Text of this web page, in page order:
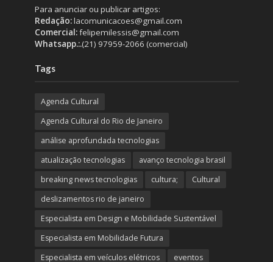
Para anunciar ou publicar artigos:
Redação:lacomunicacoes@gmail.com
Comercial:felipemilessis@gmail.com
Whatsapp.:.(21) 97959-2066 (comercial)
Tags
Agenda Cultural
Agenda Cultural do Rio de Janeiro
análise aprofundada tecnologias
atualização tecnologias
avanço tecnologia brasil
breaking news tecnologias
cultura;
Cultural
deslizamentos rio de janeiro
Especialista em Design e Mobilidade Sustentável
Especialista em Mobilidade Futura
Especialista em veículos elétricos
eventos